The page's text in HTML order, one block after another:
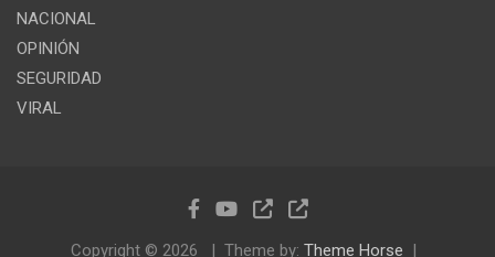
NACIONAL
OPINIÓN
SEGURIDAD
VIRAL
Copyright © 2026 Theme by: Theme Horse